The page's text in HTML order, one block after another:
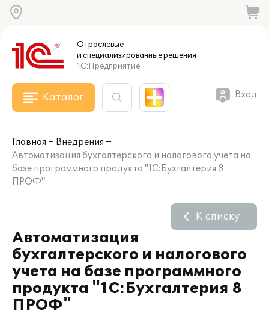
Отраслевые
и специализированныерешения
1С:Предприятие
Каталог Вход
Главная
Внедрения
Автоматизация бухгалтерского и налогового учета на
базе программного продукта "1С:Бухгалтерия 8
ПРОФ"
Автоматизация
бухгалтерского и налогового
учета на базе программного
продукта "1С:Бухгалтерия 8
ПРОФ"
К списку